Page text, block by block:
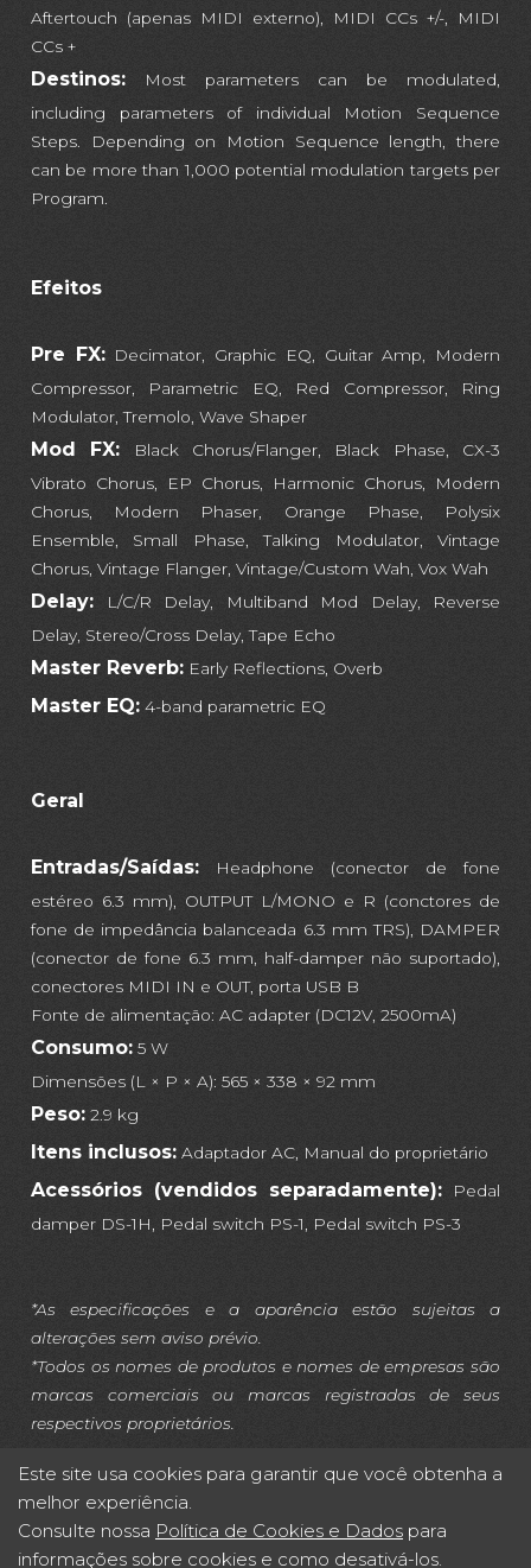
Aftertouch (apenas MIDI externo), MIDI CCs +/-, MIDI
CCs +
Destinos: Most parameters can be modulated,
including parameters of individual Motion Sequence
Steps. Depending on Motion Sequence length, there
can be more than 1,000 potential modulation targets per
Program.
Efeitos
Pre FX:Decimator, Graphic EQ, Guitar Amp, Modern
Compressor, Parametric EQ, Red Compressor, Ring
Modulator, Tremolo, Wave Shaper
Mod FX: Black Chorus/Flanger, Black Phase, CX-3
Vibrato Chorus, EP Chorus, Harmonic Chorus, Modern
Chorus, Modern Phaser, Orange Phase, Polysix
Ensemble, Small Phase, Talking Modulator, Vintage
Chorus, Vintage Flanger, Vintage/Custom Wah, Vox Wah
Delay: L/C/R Delay, Multiband Mod Delay, Reverse
Delay, Stereo/Cross Delay, Tape Echo
Master Reverb: Early Reflections, Overb
Master EQ: 4-band parametric EQ
Geral
Entradas/Saídas: Headphone (conector de fone
estéreo 6.3 mm), OUTPUT L/MONO e R (conctores de
fone de impedância balanceada 6.3 mm TRS), DAMPER
(conector de fone 6.3 mm, half-damper não suportado),
conectores MIDI IN e OUT, porta USB B
Fonte de alimentação: AC adapter (DC12V, 2500mA)
Consumo: 5 W
Dimensões (L × P × A): 565 × 338 × 92 mm
Peso: 2.9 kg
Itens inclusos: Adaptador AC, Manual do proprietário
Acessórios (vendidos separadamente): Pedal
damper DS-1H, Pedal switch PS-1, Pedal switch PS-3
*As especificações e a aparência estão sujeitas a
alterações sem aviso prévio.
*Todos os nomes de produtos e nomes de empresas são
marcas comerciais ou marcas registradas de seus
respectivos proprietários.
Este site usa cookies para garantir que você obtenha a
melhor experiência.
Consulte nossa Política de Cookies e Dados para
informações sobre cookies e como desativá-los.